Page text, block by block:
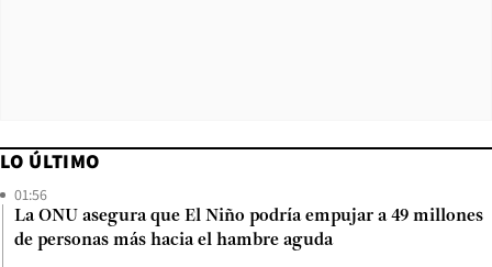
LO ÚLTIMO
01:56
La ONU asegura que El Niño podría empujar a 49 millones
de personas más hacia el hambre aguda